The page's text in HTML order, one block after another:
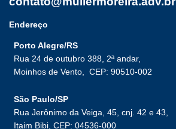
Endereço
Porto Alegre/RS
Rua 24 de outubro 388, 2ª andar,
Moinhos de Vento, CEP: 90510-002
São Paulo/SP
Rua Jerônimo da Veiga, 45, cnj. 42 e 43,
Itaim Bibi, CEP: 04536-000